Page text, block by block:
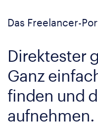
Das Freelancer-
Direktester
Ganz
finden und
aufnehmen.